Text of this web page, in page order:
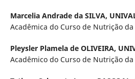
Marcelia Andrade da SILVA,
Acadêmica do Curso de Nutrição da
Pleysler Plamela de OLIVEIRA,
Acadêmico do Curso de Nutrição da